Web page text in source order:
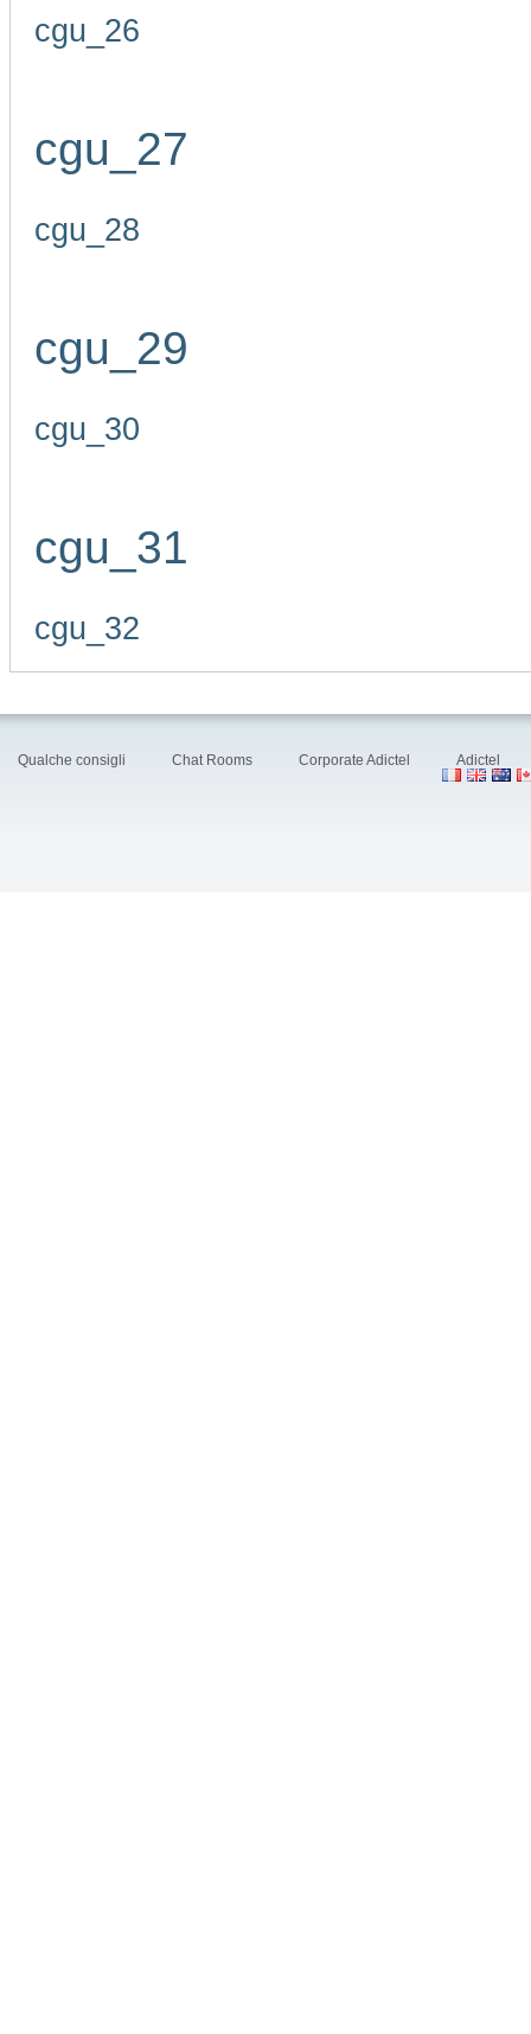
cgu_26
cgu_27
cgu_28
cgu_29
cgu_30
cgu_31
cgu_32
Qualche consigli Chat Rooms Corporate Adictel Adictel